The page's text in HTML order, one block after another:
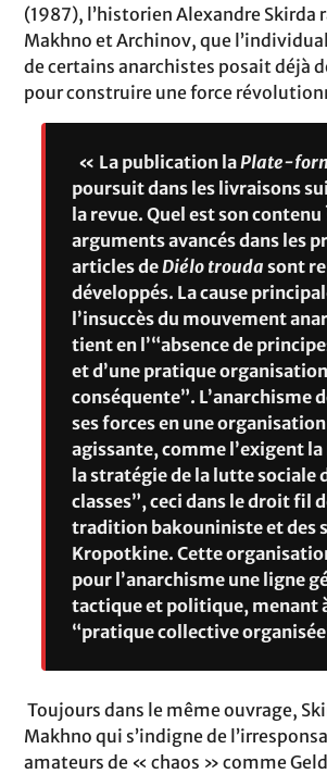
(1987), l’historien Alexandre Skirda
Makhno et Archinov, que
de certains anarchistes posait déjà
pour construire une force
« La publication laPlate-
poursuit dans les livraisons
la revue. Quel est son contenu
arguments avancés dans les
articles deDiélo trouda sont
développés. La cause
l’insuccès du mouvement
tient en l’“absence de
et d’une pratique
conséquente”. L’anarchisme
ses forces en une
agissante, comme l’exigent
la stratégie de la lutte sociale
classes”, ceci dans le droit fil
tradition bakouniniste et des
Kropotkine. Cette
pour l’anarchisme une ligne
tactique et politique, menant
“pratique collective
Toujours dans le même ouvrage,
Makhno qui s’indigne de
amateurs de « chaos » comme